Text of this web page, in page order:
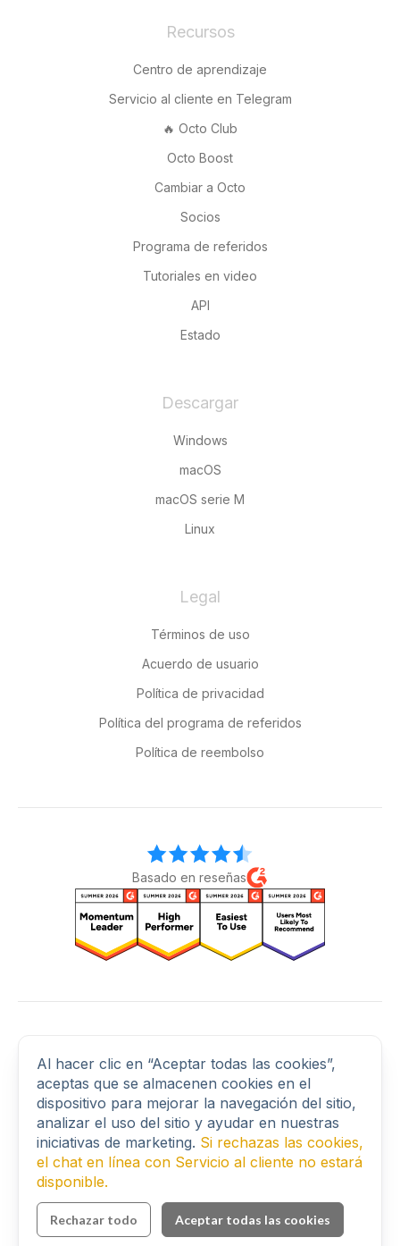
Al hacer clic en “Aceptar todas las cookies”,
aceptas que se almacenen cookies en el
dispositivo para mejorar la navegación del sitio,
analizar el uso del sitio y ayudar en nuestras
iniciativas de marketing. Si rechazas las cookies,
el chat en línea con Servicio al cliente no estará
disponible.
Rechazar todo Aceptar todas las cookies
Recursos
Centro de aprendizaje
Servicio al cliente en Telegram
🔥 Octo Club
Octo Boost
Cambiar a Octo
Socios
Programa de referidos
Tutoriales en video
API
Estado
Descargar
Windows
macOS
macOS serie M
Linux
Legal
Términos de uso
Acuerdo de usuario
Política de privacidad
Política del programa de referidos
Política de reembolso
Basado en reseñas
© 2026 BLACKBIRD SECURE BROWSING LTD. All rights
reserved.
41 Devonshire Street, Ground Floor, London, United Kingdom,
W1G 7AJ